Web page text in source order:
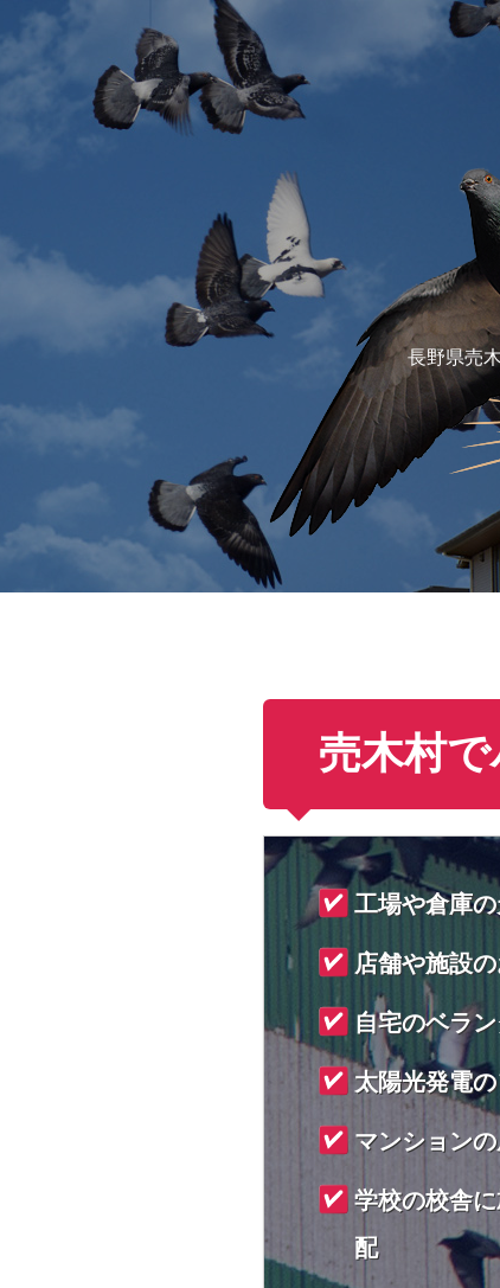
長野県売
売木村
工場や倉庫
店舗や施設
自宅のベラ
太陽光発電
マンション
学校の校舎
配